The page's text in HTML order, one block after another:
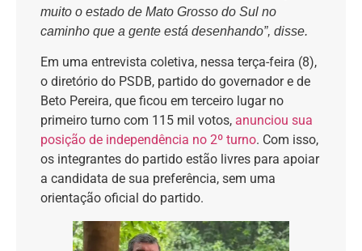
muito o estado de Mato Grosso do Sul no
caminho que a gente está desenhando”, disse.
Em uma entrevista coletiva, nessa terça-feira (8),
o diretório do PSDB, partido do governador e de
Beto Pereira, que ficou em terceiro lugar no
primeiro turno com 115 mil votos, anunciou sua
posição de independência no 2º turno. Com isso,
os integrantes do partido estão livres para apoiar
a candidata de sua preferência, sem uma
orientação oficial do partido.